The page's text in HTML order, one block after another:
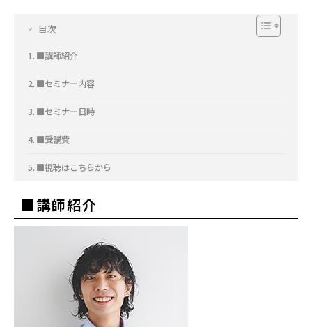
目次
■講師紹介
■セミナー内容
■セミナー日時
■受講費
■視聴はこちらから
■講師紹介